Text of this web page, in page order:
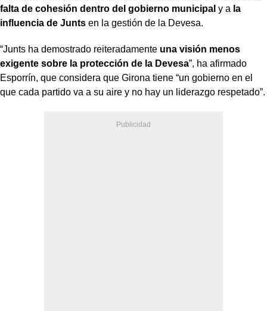
falta de cohesión dentro del gobierno municipal y a la
influencia de Junts en la gestión de la Devesa.
“Junts ha demostrado reiteradamente una visión menos
exigente sobre la protección de la Devesa”, ha afirmado
Esporrín, que considera que Girona tiene “un gobierno en el
que cada partido va a su aire y no hay un liderazgo respetado”.